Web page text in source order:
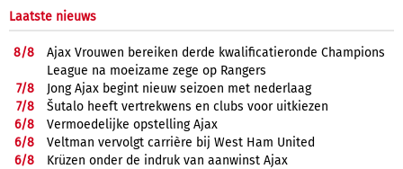
Laatste nieuws
8/8
Ajax Vrouwen bereiken derde kwalificatieronde Champions
League na moeizame zege op Rangers
7/8
Jong Ajax begint nieuw seizoen met nederlaag
7/8
Šutalo heeft vertrekwens en clubs voor uitkiezen
6/8
Vermoedelijke opstelling Ajax
6/8
Veltman vervolgt carrière bij West Ham United
6/8
Krüzen onder de indruk van aanwinst Ajax